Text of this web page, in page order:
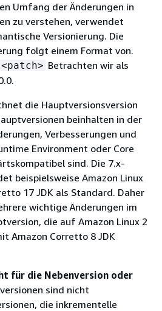
Umfang der Änderungen in
zu verstehen, verwendet
Versionierung. Die
folgt einem Format von.
Betrachten wir als
die Hauptversionsversion
beinhalten in der
Verbesserungen und
Environment oder Core
sind. Die 7.x-
beispielsweise Amazon Linux
17 JDK als Standard. Daher
wichtige Änderungen im
die auf Amazon Linux 2
Amazon Corretto 8 JDK
für die Nebenversion oder
sind nicht
die inkrementelle